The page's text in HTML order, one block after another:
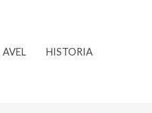
AVEL HISTORIA